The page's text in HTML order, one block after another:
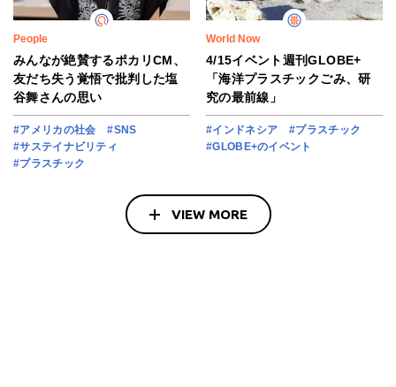
People
みんなが絶賛するポカリCM、
友だち失う覚悟で批判した塩
谷舞さんの思い
#アメリカの社会
#SNS
#サステイナビリティ
#プラスチック
World Now
4/15イベント週刊GLOBE+
「海洋プラスチックごみ、研
究の最前線」
#インドネシア
#プラスチック
#GLOBE+のイベント
VIEW MORE